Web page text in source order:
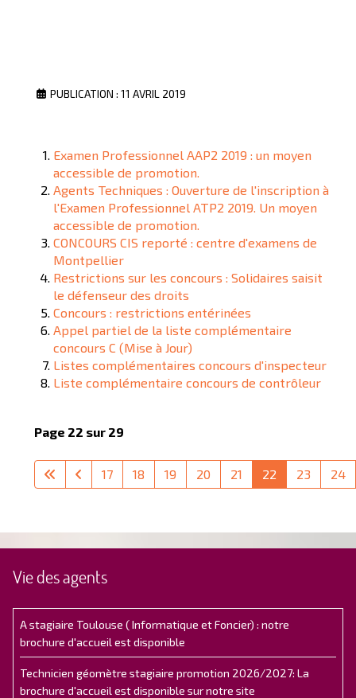
PUBLICATION : 11 AVRIL 2019
Examen Professionnel AAP2 2019 : un moyen
accessible de promotion.
Agents Techniques : Ouverture de l'inscription à
l'Examen Professionnel ATP2 2019. Un moyen
accessible de promotion.
CONCOURS CIS reporté : centre d'examens de
Montpellier
Restrictions sur les concours : Solidaires saisit
le défenseur des droits
Concours : restrictions entérinées
Appel partiel de la liste complémentaire
concours C (Mise à Jour)
Listes complémentaires concours d'inspecteur
Liste complémentaire concours de contrôleur
Page 22 sur 29
17 18 19 20 21 22 23 24
Vie des agents
A stagiaire Toulouse ( Informatique et Foncier) : notre
brochure d'accueil est disponible
Technicien géomètre stagiaire promotion 2026/2027: La
brochure d'accueil est disponible sur notre site